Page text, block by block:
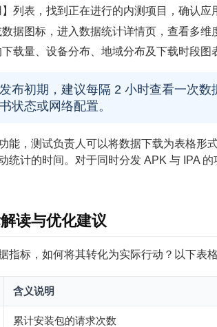
列表，找到正在进行的内测项目，确认应
据图标，进入数据统计详情页，查看多维
载量、设备分布、地域分布及下载时段图
发布初期，建议每隔 2 小时查看一次
状态或网络配置。
能，测试负责人可以将数据下载为表格形
统计的时间。对于同时分发 APK 与 IPA
读与优化建议
指标，如何将其转化为实际行动？以下表
含义说明
累计安装包的请求次数